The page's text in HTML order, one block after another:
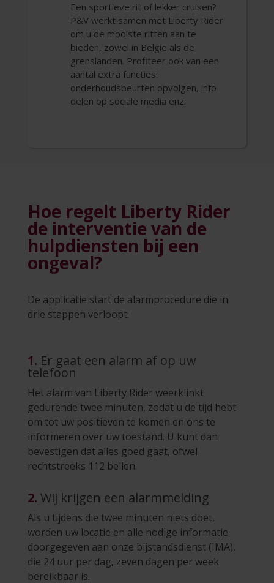
Een sportieve rit of lekker cruisen?
P&V werkt samen met Liberty Rider
om u de mooiste ritten aan te
bieden, zowel in België als de
grenslanden. Profiteer ook van een
aantal extra functies:
onderhoudsbeurten opvolgen, info
delen op sociale media enz.
Hoe regelt Liberty Rider
de interventie van de
hulpdiensten bij een
ongeval?
De applicatie start de alarmprocedure die in
drie stappen verloopt:
1. Er gaat een alarm af op uw
telefoon
Het alarm van Liberty Rider weerklinkt
gedurende twee minuten, zodat u de tijd hebt
om tot uw positieven te komen en ons te
informeren over uw toestand. U kunt dan
bevestigen dat alles goed gaat, ofwel
rechtstreeks 112 bellen.
2. Wij krijgen een alarmmelding
Als u tijdens die twee minuten niets doet,
worden uw locatie en alle nodige informatie
doorgegeven aan onze bijstandsdienst (IMA),
die 24 uur per dag, zeven dagen per week
bereikbaar is.